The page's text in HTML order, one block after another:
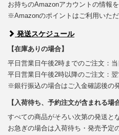
お持ちのAmazonアカウントの情報
※Amazonのポイントはご利用いただ
発送スケジュール
【在庫ありの場合】
平日営業日午後2時までのご注文：
平日営業日午後2時以降のご注文：
※銀行振込の場合はご入金確認後の
【入荷待ち、予約注文が含まれる場合
すべての商品がそろい次第の発送と
お急ぎの場合は入荷待ち・発売予定